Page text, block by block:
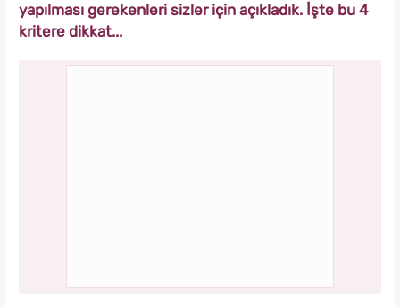
yapılması gerekenleri sizler için açıkladık. İşte bu 4
kritere dikkat...